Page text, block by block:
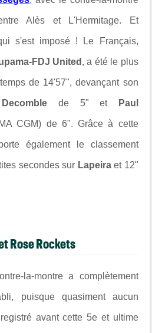
Alès et L'Hermitage. Et
s'est imposé ! Le Français,
FDJ United , a été le plus
de 14'57", devançant son
de 5" et Paul
CGM) de 6". Grâce à cette
également le classement
secondes sur Lapeiraet 12"
Rose Rockets
la-montre a complètement
puisque quasiment aucun
avant cette 5e et ultime